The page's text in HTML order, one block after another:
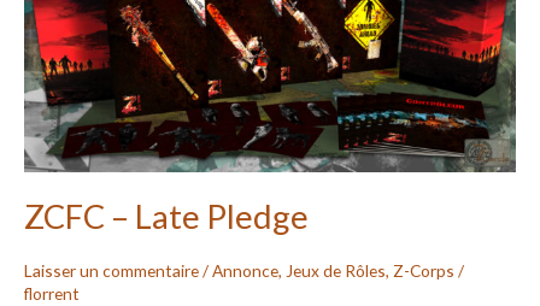
ZCFC – Late Pledge
Laisser un commentaire/Annonce, Jeux de Rôles, Z-Corps /
florrent
Pledge